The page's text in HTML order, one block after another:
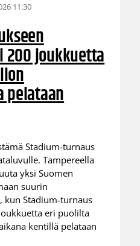
11:30
200 joukkuetta
pelataan
Stadium-turnaus
Tampereella
yksi Suomen
suurin
Stadium-turnaus
eri puolilta
kentillä pelataan